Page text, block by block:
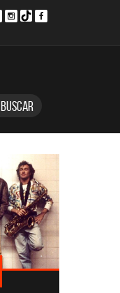
Buscar